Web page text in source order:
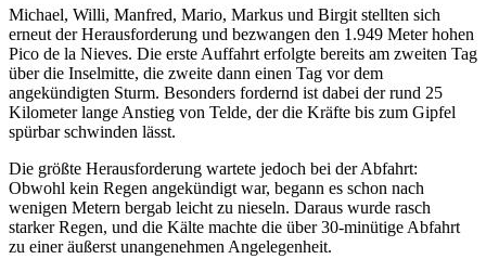
Michael, Willi, Manfred, Mario, Markus und Birgit stellten sich
erneut der Herausforderung und bezwangen den 1.949 Meter hohen
Pico de la Nieves. Die erste Auffahrt erfolgte bereits am zweiten Tag
über die Inselmitte, die zweite dann einen Tag vor dem
angekündigten Sturm. Besonders fordernd ist dabei der rund 25
Kilometer lange Anstieg von Telde, der die Kräfte bis zum Gipfel
spürbar schwinden lässt.
Die größte Herausforderung wartete jedoch bei der Abfahrt:
Obwohl kein Regen angekündigt war, begann es schon nach
wenigen Metern bergab leicht zu nieseln. Daraus wurde rasch
starker Regen, und die Kälte machte die über 30-minütige Abfahrt
zu einer äußerst unangenehmen Angelegenheit.